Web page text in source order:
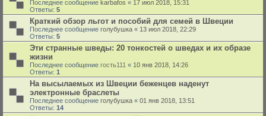
Последнее сообщение karbafos « 17 июл 2018, 15:31
Ответы: 5
Краткий обзор льгот и пособий для семей в Швеции
Последнее сообщение голубушка « 13 июл 2018, 22:29
Ответы: 5
Эти странные шведы: 20 тонкостей о шведах и их образе
жизни
Последнее сообщение гость111 « 10 янв 2018, 14:26
Ответы: 1
На высылаемых из Швеции беженцев наденут
электронные браслеты
Последнее сообщение голубушка « 01 янв 2018, 13:51
Ответы: 14